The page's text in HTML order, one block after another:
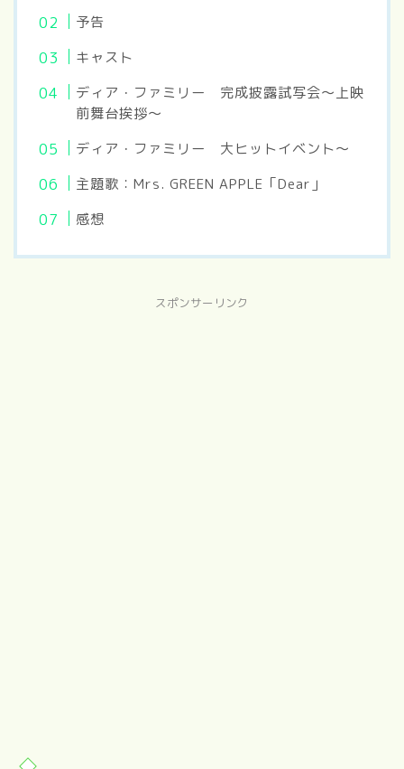
予告
キャスト
ディア・ファミリー 完成披露試写会～上映
前舞台挨拶～
ディア・ファミリー 大ヒットイベント～
主題歌：Mrs. GREEN APPLE「Dear」
感想
スポンサーリンク